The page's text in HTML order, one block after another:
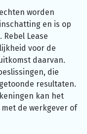
worden
en is op
Rebel Lease
voor de
daarvan.
die
resultaten.
kan het
de werkgever of